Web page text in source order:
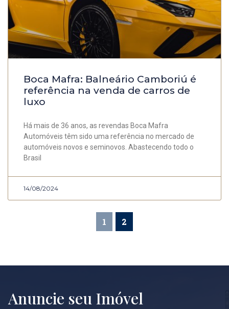
Boca Mafra: Balneário Camboriú é
referência na venda de carros de
luxo
Há mais de 36 anos, as revendas Boca Mafra
Automóveis têm sido uma referência no mercado de
automóveis novos e seminovos. Abastecendo todo o
Brasil
14/08/2024
1 2
Anuncie seu Imóvel